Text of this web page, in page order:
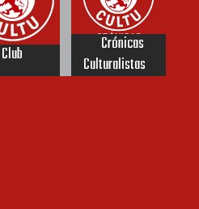
Club
Crónicas
Culturalistas